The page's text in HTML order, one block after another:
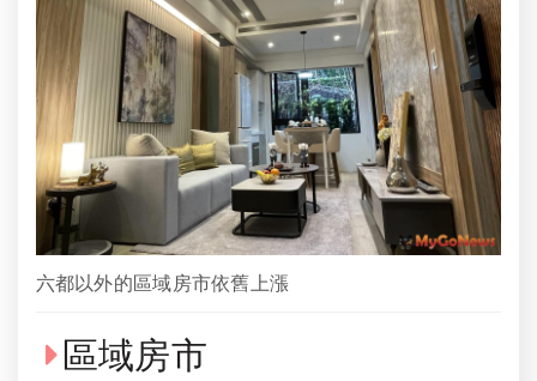
六都以外的區域房市依舊上漲
區域房市